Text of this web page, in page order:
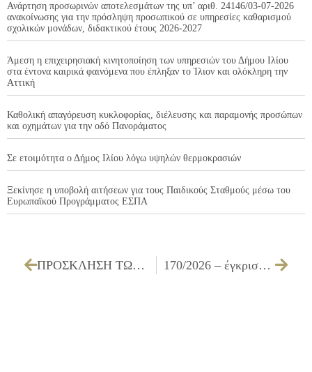
Ανάρτηση προσωρινών αποτελεσμάτων της υπ’ αριθ. 24146/03-07-2026
ανακοίνωσης για την πρόσληψη προσωπικού σε υπηρεσίες καθαρισμού
σχολικών μονάδων, διδακτικού έτους 2026-2027
Άμεση η επιχειρησιακή κινητοποίηση των υπηρεσιών του Δήμου Ιλίου
στα έντονα καιρικά φαινόμενα που έπληξαν το Ίλιον και ολόκληρη την
Αττική
Καθολική απαγόρευση κυκλοφορίας, διέλευσης και παραμονής προσώπων
και οχημάτων για την οδό Πανοράματος
Σε ετοιμότητα ο Δήμος Ιλίου λόγω υψηλών θερμοκρασιών
Ξεκίνησε η υποβολή αιτήσεων για τους Παιδικούς Σταθμούς μέσω του
Ευρωπαϊκού Προγράμματος ΕΣΠΑ
ΠΡΟΣΚΛΗΣΗ ΤΩΝ ΜΕΛΩΝ ΤΗΣ ΔΗΜΟΤΙΚΗΣ ΕΠΙΤΡΟΠΗΣ ΓΙΑ ΤΗΝ 20/05/2026 170/2026 – έγκριση πρακτικού απόρριψης προσωρινού αναδόχου και ορισμός νέου, της επιτροπής διενέργειας του ανοιχτού ηλεκτρονικού διαγωνισμού άνω των ορίων για την «Ιατρικές προληπτικές εξετάσεις εργαζομένων Δήμου Ιλίου ετών 2026 και 2027»